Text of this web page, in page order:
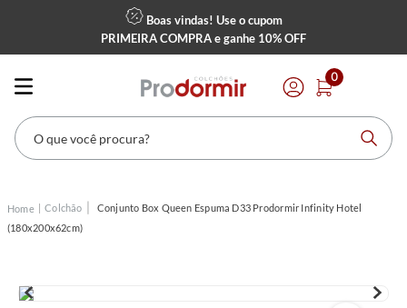
Boas vindas! Use o cupom
PRIMEIRA COMPRAe ganhe 10% OFF
0
O que você procura?
Colchão
Conjunto Box Queen Espuma D33 Prodormir Infinity Hotel
(180x200x62cm)